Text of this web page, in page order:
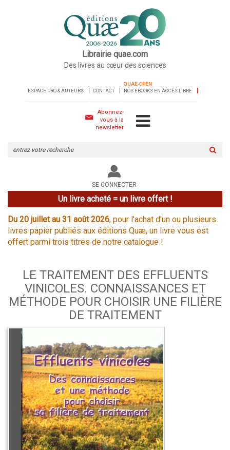
Librairie quae.com
Des livres au cœur des sciences
ESPACE PRO & AUTEURS CONTACT
QUAE-OPEN
NOS EBOOKS EN ACCÈS LIBRE
Abonnez-
vous à la
newsletter
le
site
SE CONNECTER
Un livre acheté = un livre offert !
Du 20 juillet au 31 août 2026, pour l'achat d'un ou plusieurs
livres papier publiés aux éditions Quæ, un livre vous est
offert parmi trois titres de notre catalogue !
LE TRAITEMENT DES EFFLUENTS
VINICOLES. CONNAISSANCES ET
MÉTHODE POUR CHOISIR UNE FILIÈRE
DE TRAITEMENT